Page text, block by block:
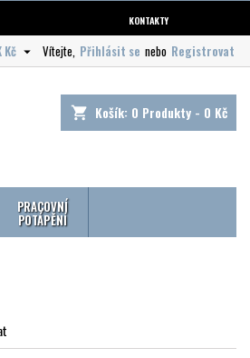
KONTAKTY
Vítejte, Přihlásit se nebo Registrovat
Kč 
shopping_cart Košík: 0 Produkty - 0 Kč
PRACOVNÍ
POTÁPĚNÍ